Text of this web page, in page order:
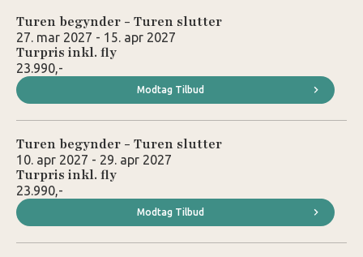
Turen begynder - Turen slutter
27. mar 2027 - 15. apr 2027
Turpris inkl. fly
23.990,-
Modtag Tilbud
Turen begynder - Turen slutter
10. apr 2027 - 29. apr 2027
Turpris inkl. fly
23.990,-
Modtag Tilbud